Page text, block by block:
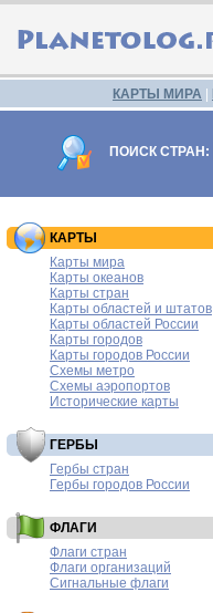
КАРТЫ МИРА
ПОИСК СТРАН:
КАРТЫ
Карты мира
Карты океанов
Карты стран
Карты областей и штатов
Карты областей России
Карты городов
Карты городов России
Схемы метро
Схемы аэропортов
Исторические карты
ГЕРБЫ
Гербы стран
Гербы городов России
ФЛАГИ
Флаги стран
Флаги организаций
Сигнальные флаги